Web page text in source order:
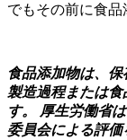
でもその前に食品
食品添加物は、
製造過程または
す。 厚生労働省
委員会による評